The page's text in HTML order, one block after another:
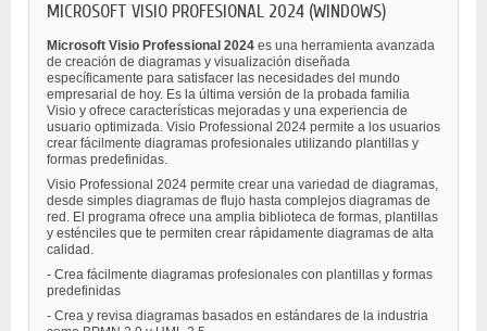
MICROSOFT VISIO PROFESIONAL 2024 (WINDOWS)
Microsoft Visio Professional 2024 es una herramienta avanzada
de creación de diagramas y visualización diseñada
específicamente para satisfacer las necesidades del mundo
empresarial de hoy. Es la última versión de la probada familia
Visio y ofrece características mejoradas y una experiencia de
usuario optimizada. Visio Professional 2024 permite a los usuarios
crear fácilmente diagramas profesionales utilizando plantillas y
formas predefinidas.
Visio Professional 2024 permite crear una variedad de diagramas,
desde simples diagramas de flujo hasta complejos diagramas de
red. El programa ofrece una amplia biblioteca de formas, plantillas
y esténciles que te permiten crear rápidamente diagramas de alta
calidad.
- Crea fácilmente diagramas profesionales con plantillas y formas
predefinidas
- Crea y revisa diagramas basados en estándares de la industria